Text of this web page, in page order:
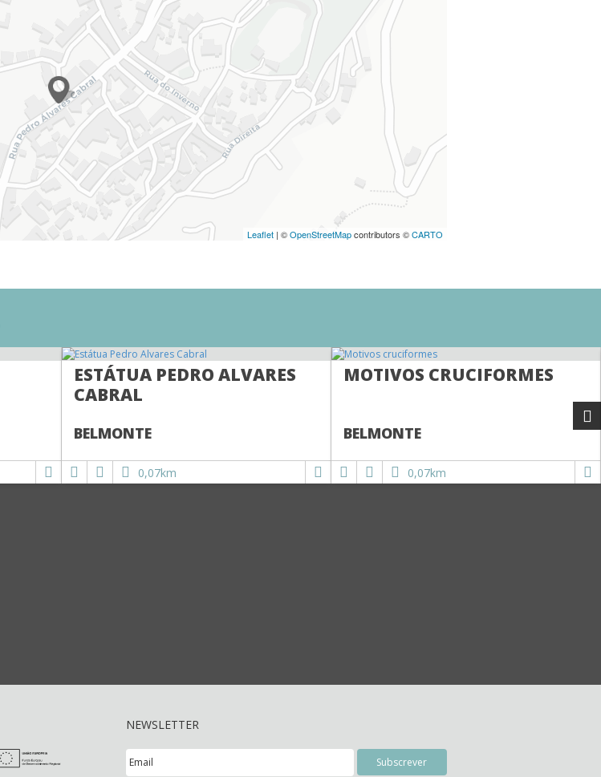
Leaflet | ©OpenStreetMapcontributors ©CARTO
ESTÁTUA PEDRO ALVARES
CABRAL
BELMONTE
0,07km
MOTIVOS CRUCIFORMES
BELMONTE
0,07km
NEWSLETTER